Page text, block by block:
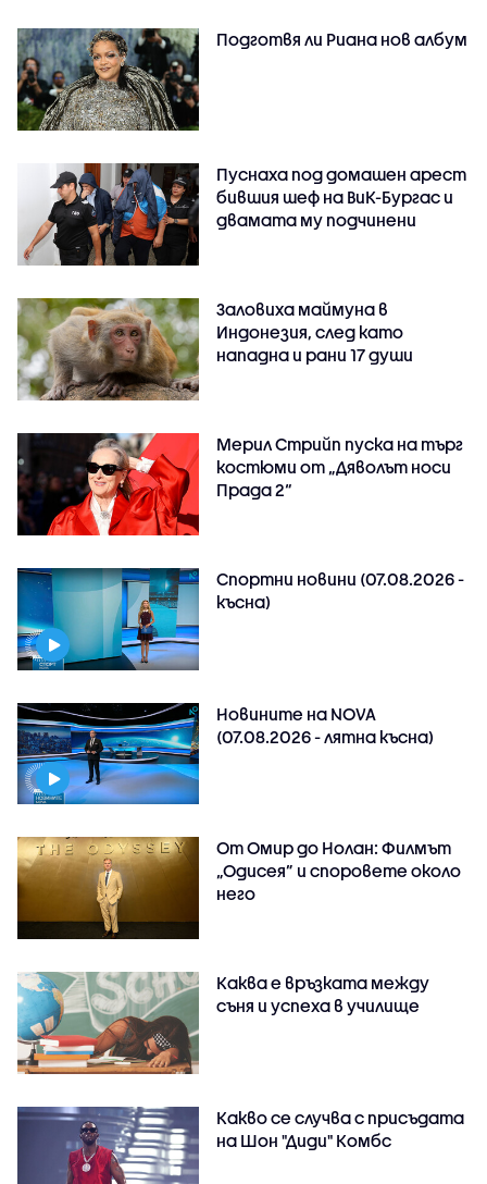
Подготвя ли Риана нов албум
Пуснаха под домашен арест
бившия шеф на ВиК-Бургас и
двамата му подчинени
Заловиха маймуна в
Индонезия, след като
нападна и рани 17 души
Мерил Стрийп пуска на търг
костюми от „Дяволът носи
Прада 2“
Спортни новини (07.08.2026 -
късна)
Новините на NOVA
(07.08.2026 - лятна късна)
От Омир до Нолан: Филмът
„Одисея” и споровете около
него
Каква е връзката между
съня и успеха в училище
Какво се случва с присъдата
на Шон "Диди" Комбс